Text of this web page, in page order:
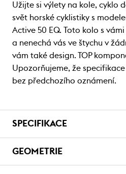
Užijte si výlety na kole, cyklo
svět horské cyklistiky s
Active 50 EQ. Toto kolo s
a nenechá vás ve štychu v
vám také design. TOP
Upozorňujeme, že
bez předchozího oznámení.
SPECIFIKACE
GEOMETRIE